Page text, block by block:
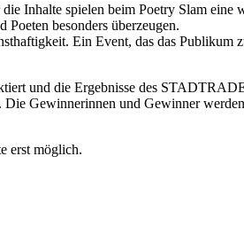
Inhalte spielen beim Poetry Slam eine
besonders überzeugen.
Ein Event, das das Publikum
und die Ergebnisse des
Die Gewinnerinnen und Gewinner
erst möglich.